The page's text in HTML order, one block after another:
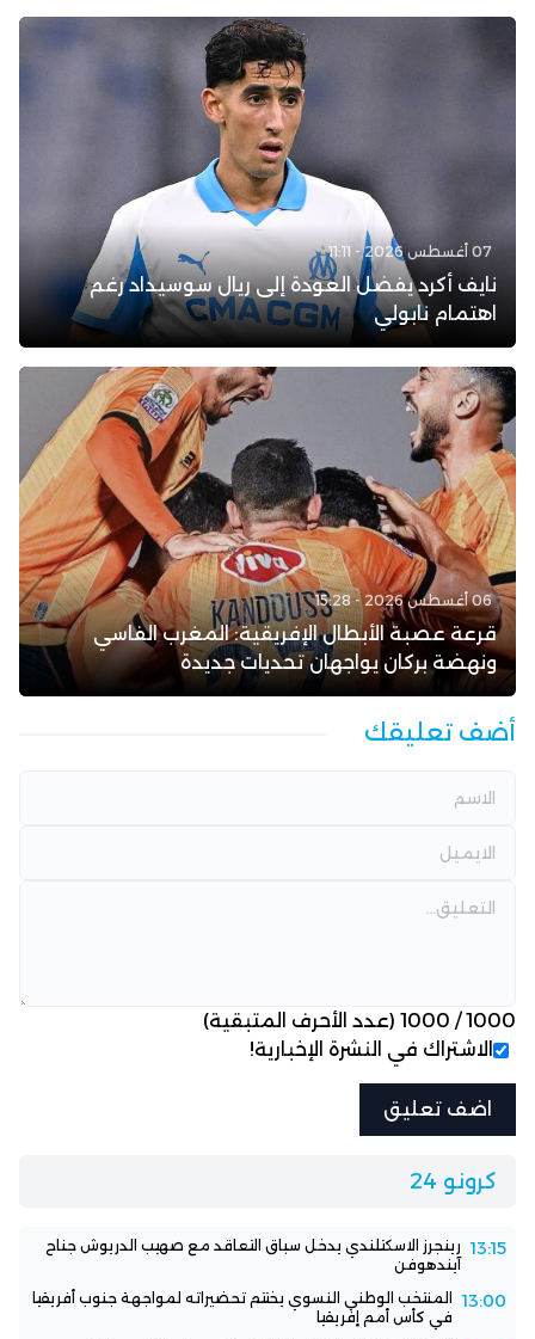
07 أغسطس 2026 - 11:11
نايف أكرد يفضل العودة إلى ريال سوسيداد رغم
اهتمام نابولي
06 أغسطس 2026 - 15:28
قرعة عصبة الأبطال الإفريقية: المغرب الفاسي
ونهضة بركان يواجهان تحديات جديدة
أضف تعليقك
1000
/
1000 (عدد الأحرف المتبقية)
الاشتراك في النشرة الإخبارية!
كرونو 24
13:15 رينجرز الاسكتلندي يدخل سباق التعاقد مع صهيب الدريوش جناح
آيندهوفن
13:00
المنتخب الوطني النسوي يختتم تحضيراته لمواجهة جنوب أفريقيا
في كأس أمم إفريقيا